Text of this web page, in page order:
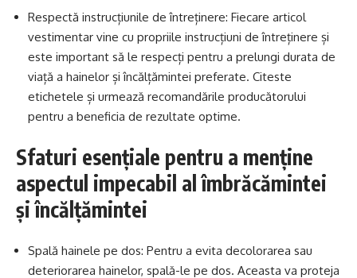
Respectă instrucțiunile de întreținere: Fiecare articol
vestimentar vine cu propriile instrucțiuni de întreținere și
este important să le respecți pentru a prelungi durata de
viață a hainelor și încălțămintei preferate. Citeste
etichetele și urmează recomandările producătorului
pentru a beneficia de rezultate optime.
Sfaturi esențiale pentru a menține
aspectul impecabil al îmbrăcămintei
și încălțămintei
Spală hainele pe dos: Pentru a evita decolorarea sau
deteriorarea hainelor, spală-le pe dos. Aceasta va proteja